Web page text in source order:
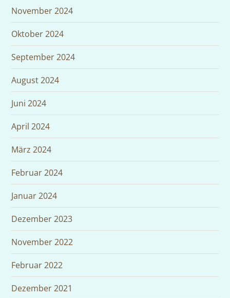
November 2024
Oktober 2024
September 2024
August 2024
Juni 2024
April 2024
März 2024
Februar 2024
Januar 2024
Dezember 2023
November 2022
Februar 2022
Dezember 2021